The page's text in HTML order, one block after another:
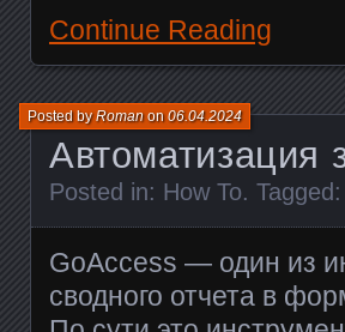
Continue Reading
Автоматизация
Posted byRomanon06.04.2024
Posted in: How To. Tagged:
GoAccess — один из
сводного отчета в